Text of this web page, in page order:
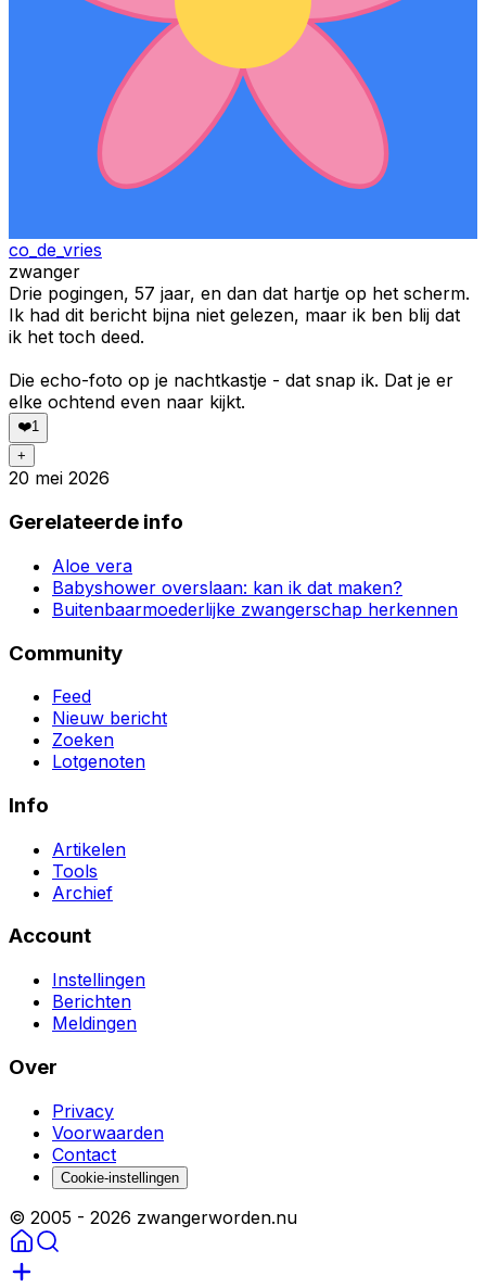
co_de_vries
zwanger
Drie pogingen, 57 jaar, en dan dat hartje op het scherm.
Ik had dit bericht bijna niet gelezen, maar ik ben blij dat
ik het toch deed.
Die echo-foto op je nachtkastje - dat snap ik. Dat je er
elke ochtend even naar kijkt.
❤️1
+
20 mei 2026
Gerelateerde info
Aloe vera
Babyshower overslaan: kan ik dat maken?
Buitenbaarmoederlijke zwangerschap herkennen
Community
Feed
Nieuw bericht
Zoeken
Lotgenoten
Info
Artikelen
Tools
Archief
Account
Instellingen
Berichten
Meldingen
Over
Privacy
Voorwaarden
Contact
Cookie-instellingen
© 2005 - 2026 zwangerworden.nu